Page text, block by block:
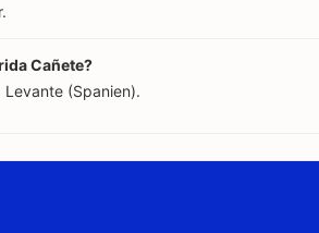
Cañete?
(Spanien).